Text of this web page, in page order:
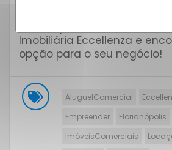
Florianópolis, entre em
Imobiliária Eccellenza e
opção para o seu negócio!
AluguelComercial
Empreender
Florianópolis
ImóveisComerciais